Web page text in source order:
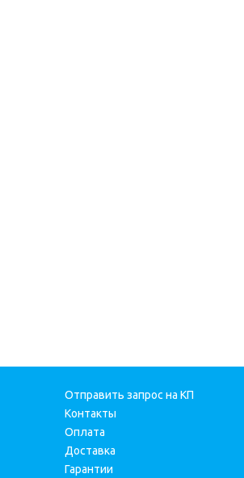
Отправить запрос на КП
Контакты
Оплата
Доставка
Гарантии